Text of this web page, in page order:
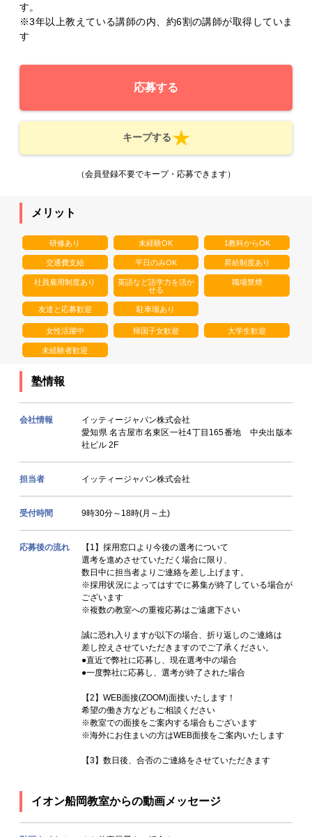
す。
※3年以上教えている講師の内、約6割の講師が取得していま
す
応募する
キープする
（会員登録不要でキープ・応募できます）
メリット
研修あり 未経験OK 1教科からOK
交通費支給 平日のみOK 昇給制度あり
社員雇用制度あり
英語など語学力を活か
せる
職場禁煙
友達と応募歓迎 駐車場あり
女性活躍中 帰国子女歓迎 大学生歓迎
未経験者歓迎
塾情報
会社情報
イッティージャパン株式会社
愛知県 名古屋市名東区一社4丁目165番地 中央出版本
社ビル 2F
担当者 イッティージャパン株式会社
受付時間 9時30分～18時(月～土)
応募後の流れ
【1】採用窓口より今後の選考について
選考を進めさせていただく場合に限り、
数日中に担当者よりご連絡を差し上げます。
※採用状況によってはすでに募集が終了している場合が
ございます
※複数の教室への重複応募はご遠慮下さい
誠に恐れ入りますが以下の場合、折り返しのご連絡は
差し控えさせていただきますのでご了承ください。
●直近で弊社に応募し、現在選考中の場合
●一度弊社に応募し、選考が終了された場合
【2】WEB面接(ZOOM)面接いたします！
希望の働き方などもご相談ください
※教室での面接をご案内する場合もございます
※海外にお住まいの方はWEB面接をご案内いたします
【3】数日後、合否のご連絡をさせていただきます
イオン船岡教室からの動画メッセージ